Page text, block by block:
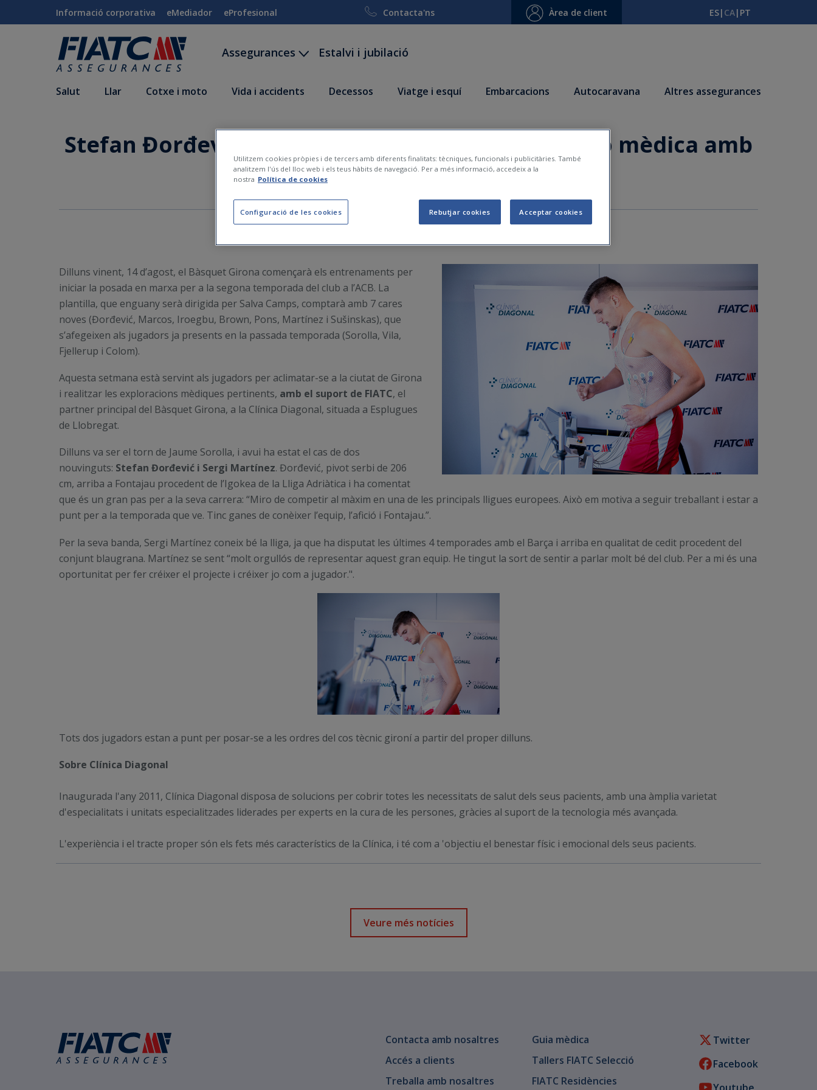
Salta al contingut principal
Informació corporativa eMediador eProfesional Contacta'ns Àrea de client ES| CA| PT
Assegurances Estalvi i jubilació
Salut Llar Cotxe i moto Vida i accidents Decessos Viatge i esquí Embarcacions Autocaravana Altres assegurances
Stefan Đorđević i Sergi Martínez, passen la revisió mèdica amb
FIATC a Clínica Diagonal
2023-08-10
Dilluns vinent, 14 d’agost, el Bàsquet Girona començarà els entrenaments per
iniciar la posada en marxa per a la segona temporada del club a l’ACB. La
plantilla, que enguany serà dirigida per Salva Camps, comptarà amb 7 cares
noves (Đorđević, Marcos, Iroegbu, Brown, Pons, Martínez i Sušinskas), que
s’afegeixen als jugadors ja presents en la passada temporada (Sorolla, Vila,
Fjellerup i Colom).
Aquesta setmana està servint als jugadors per aclimatar-se a la ciutat de Girona
i realitzar les exploracions mèdiques pertinents, amb el suport de FIATC, el
partner principal del Bàsquet Girona, a la Clínica Diagonal, situada a Esplugues
de Llobregat.
Dilluns va ser el torn de Jaume Sorolla, i avui ha estat el cas de dos
nouvinguts: Stefan Đorđević i Sergi Martínez. Đorđević, pivot serbi de 206
cm, arriba a Fontajau procedent de l’Igokea de la Lliga Adriàtica i ha comentat
que és un gran pas per a la seva carrera: “Miro de competir al màxim en una de les principals lligues europees. Això em motiva a seguir treballant i estar a
punt per a la temporada que ve. Tinc ganes de conèixer l’equip, l’afició i Fontajau.”.
Per la seva banda, Sergi Martínez coneix bé la lliga, ja que ha disputat les últimes 4 temporades amb el Barça i arriba en qualitat de cedit procedent del
conjunt blaugrana. Martínez se sent“molt orgullós de representar aquest gran equip. He tingut la sort de sentir a parlar molt bé del club. Per a mi és una
oportunitat per fer créixer el projecte i créixer jo com a jugador.".
Tots dos jugadors estan a punt per posar-se a les ordres del cos tècnic gironí a partir del proper dilluns.
Sobre Clínica Diagonal
Inaugurada l'any 2011, Clínica Diagonal disposa de solucions per cobrir totes les necessitats de salut dels seus pacients, amb una àmplia varietat
d'especialitats i unitats especialitzades liderades per experts en la cura de les persones, gràcies al suport de la tecnologia més avançada.
L'experiència i el tracte proper són els fets més característics de la Clínica, i té com a 'objectiu el benestar físic i emocional dels seus pacients.
Veure més notícies
Contacta amb nosaltres
Accés a clients
Treballa amb nosaltres
Guia mèdica
Tallers FIATC Selecció
FIATC Residències
Twitter
Facebook
Utilitzem cookies pròpies i de tercers amb diferents finalitats: tècniques, funcionals i publicitàries. També
analitzem l'ús del lloc web i els teus hàbits de navegació. Per a més informació, accedeix a la
nostra Política de cookies
Configuració de les cookies Rebutjar cookies Acceptar cookies